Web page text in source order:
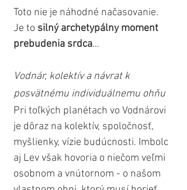
Toto nie je náhodné načasovanie.
Je to silný archetypálny moment
prebudenia srdca...
Vodnár, kolektív a návrat k
posvätnému individuálnemu ohňu
Pri toľkých planétach vo Vodnárovi
je dôraz na kolektív, spoločnosť,
myšlienky, vízie budúcnosti. Imbolc
aj Lev však hovoria o niečom veľmi
osobnom a vnútornom - o našom